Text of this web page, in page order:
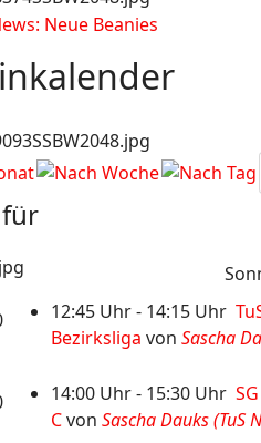
Neue Beanies
12:45 Uhr - 14:15 Uhr
Bezirksliga von Sascha
14:00 Uhr - 15:30 Uhr
Cvon Sascha Dauks (TuS